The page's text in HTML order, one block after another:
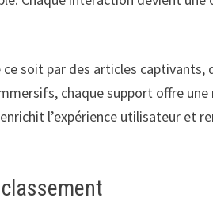
soit par des articles captivants,
chaque support offre une
l’expérience utilisateur et